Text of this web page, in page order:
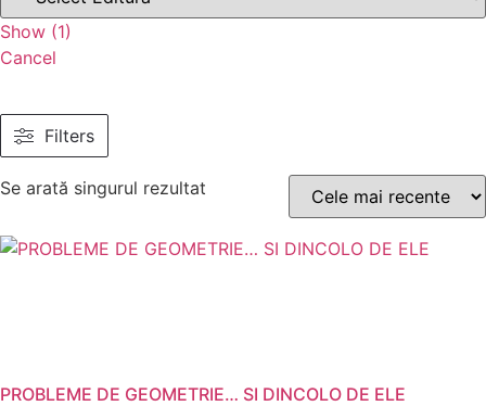
Show (1)
Cancel
Filters
Se arată singurul rezultat
PROBLEME DE GEOMETRIE… SI DINCOLO DE ELE